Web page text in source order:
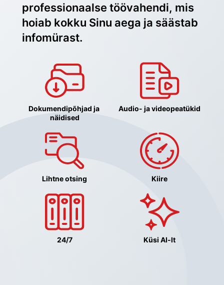
professionaalse töövahendi, mis
hoiab kokku Sinu aega ja säästab
infomürast.
Dokumendipõhjad ja
näidised
Audio- ja videopeatükid
Lihtne otsing Kiire
24/7 Küsi AI-lt